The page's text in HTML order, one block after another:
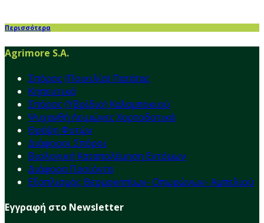
Περισσότερα
Agrimore S.A.
Σπόρος (Ποικιλία) Πατάτας
Κηπευτικά
Σπόρος (Υβρίδιο) Καλαμποκιού
Ψυχανθή Λειμώνες Χορτοδοτικά
Θρέψη Φυτών
Διάφοροι Σπόροι
Βιολογική Καταπολέμηση Εντόμων
Διάφορα Προϊόντα
Εξοπλισμός Θερμοκηπίων- Οπωρώνων- Αμπελιού
Εγγραφή στο Newsletter